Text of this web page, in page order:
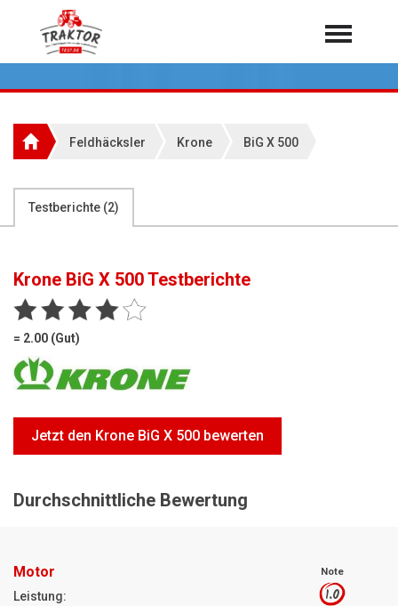
Home
Rundballenpressen
Teleskoplader
Rasentraktoren
Hoflader
Jetzt Bewerten
Über 7.000 Testberichte
Feldhäcksler Krone BiG X 500
Testberichte (2)
Krone BiG X 500Testberichte
= 2.00 (Gut)
Jetzt den Krone BiG X 500 bewerten
Durchschnittliche Bewertung
Motor Note
Leistung: 1.0